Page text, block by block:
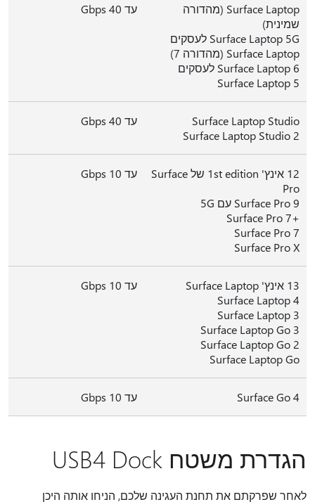
Surface Laptop (מהדורה
שמינית)
Surface Laptop 5G לעסקים
Surface Laptop (מהדורה 7)
Surface Laptop 6 לעסקים
Surface Laptop 5
עד 40 Gbps
Surface Laptop Studio
Surface Laptop Studio 2
עד 40 Gbps
12 אינץ' 1st edition של Surface
Pro
Surface Pro 9 עם 5G
+Surface Pro 7
Surface Pro 7
Surface Pro X
עד 10 Gbps
13 אינץ' Surface Laptop
Surface Laptop 4
Surface Laptop 3
Surface Laptop Go 3
Surface Laptop Go 2
Surface Laptop Go
עד 10 Gbps
Surface Go 4 עד 10 Gbps
הגדרת משטח USB4 Dock
לאחר שפרקתם את תחנת העגינה שלכם, הניחו אותה היכן